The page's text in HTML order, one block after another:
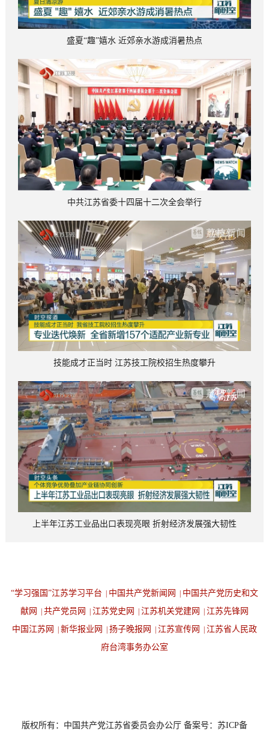
盛夏“趣”嬉水 近郊亲水游成消暑热点
中共江苏省委十四届十二次全会举行
技能成才正当时 江苏技工院校招生热度攀升
上半年江苏工业品出口表现亮眼 折射经济发展强大韧性
“学习强国”江苏学习平台 中国共产党新闻网
中国共产党历史和文
献网
共产党员网 江苏党史网 江苏机关党建网
江苏先锋网
中国江苏网
新华报业网 扬子晚报网 江苏宣传网
江苏省人民政
府台湾事务办公室
版权所有：中国共产党江苏省委员会办公厅 备案号：苏ICP备